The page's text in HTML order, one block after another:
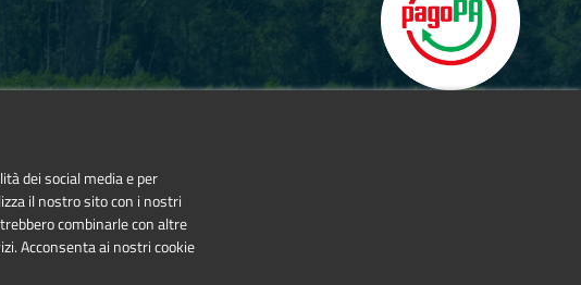
dei social media e per
il nostro sito con i nostri
combinarle con altre
Acconsenta ai nostri cookie